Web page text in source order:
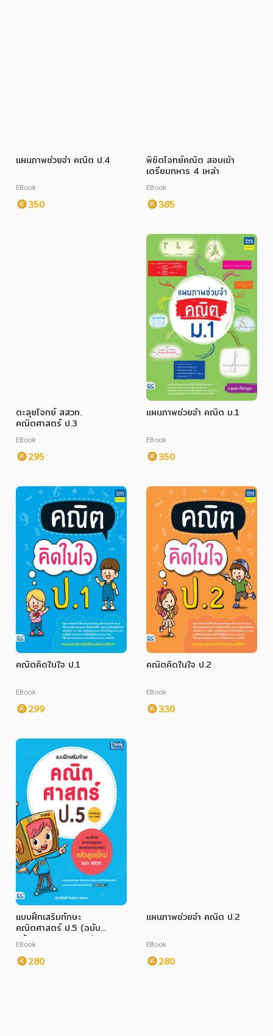
แผนภาพช่วยจำ คณิต ป.4
EBook
350
พิชิตโจทย์คณิต สอบเข้า
เตรียมทหาร 4 เหล่า
EBook
385
ตะลุยโจทย์ สสวท.
คณิตศาสตร์ ป.3
EBook
295
แผนภาพช่วยจำ คณิต ม.1
EBook
350
คณิตคิดในใจ ป.1
EBook
299
คณิตคิดในใจ ป.2
EBook
330
แบบฝึกเสริมทักษะ
คณิตศาสตร์ ป.5 (ฉบับ
ปรับปรุง พ.ศ. 2560)
EBook
280
แผนภาพช่วยจำ คณิต ป.2
EBook
280